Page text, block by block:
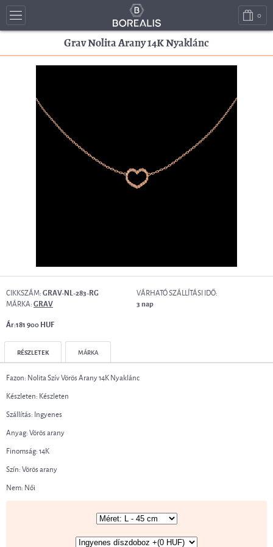
0
Grav Nolita Arany 14K Nyaklánc
CIKKSZÁM:GRAV-NL-283-RG
MÁRKA:GRAV
VÁRHATÓ SZÁLLÍTÁSI IDŐ:
3 nap
Ár:181 900 HUF
RÉSZLETEK MÁRKA
Fazon: Nolita Szív Vörös Arany 14K Nyaklánc
Készleten: Készleten
Szállítás: Ingyenes
Anyag: Vörös arany
Finomság: 14K
Szín: Vörös arany
Nem: Női